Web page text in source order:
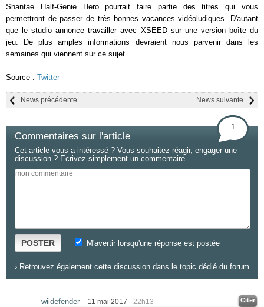
Shantae Half-Genie Hero pourrait faire partie des titres qui vous
permettront de passer de très bonnes vacances vidéoludiques. D'autant
que le studio annonce travailler avec XSEED sur une version boîte du
jeu. De plus amples informations devraient nous parvenir dans les
semaines qui viennent sur ce sujet.
Source : Twitter
News suivante
News précédente
Commentaires sur l'article
1
Cet article vous a intéressé ? Vous souhaitez réagir, engager une
discussion ? Ecrivez simplement un commentaire.
POSTER M'avertir lorsqu'une réponse est postée
› Retrouvez également cette discussion dans le topic dédié du forum
wiidefender 11 mai 2017 22h13 Citer